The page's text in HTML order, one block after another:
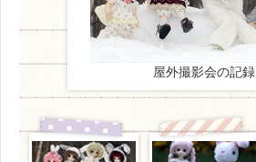
屋外撮影会の記録